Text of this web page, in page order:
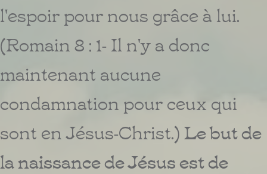
l'espoir pour nous grâce à lui.
(Romain 8 : 1- Il n'y a donc
maintenant aucune
condamnation pour ceux qui
sont en Jésus-Christ.)Le but de
la naissance de Jésus est de